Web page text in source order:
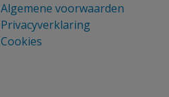
Algemene voorwaarden
Privacyverklaring
Cookies